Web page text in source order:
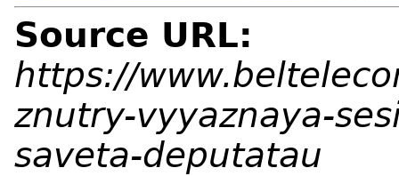
Source URL:
https://
znutry-vyyaznaya-
saveta-deputatau